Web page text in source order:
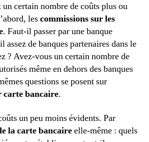
certain nombre de coûts plus ou
lescommissions sur les
. Faut-il passer par une banque
assez de banques partenaires dans le
? Avez-vous un certain nombre de
même en dehors des banques
questions se posent sur
carte bancaire.
un peu moins évidents. Par
la carte bancaireelle-même : quels